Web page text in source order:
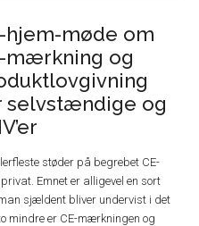
hjem-møde om
mærkning og
selvstændige og
støder på begrebet CE-
Emnet er alligevel en sort
sjældent bliver undervist i det
mindre er CE-mærkningen og